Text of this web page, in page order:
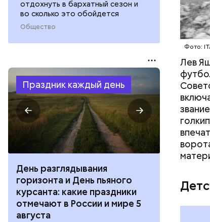
отдохнуть в бархатный сезон и
во сколько это обойдется
Общество
Праздник каждый день
День разглядывания
горизонта и День пьяного
курсанта: какие праздники
отмечают в России и мире 5
августа
День
и мире 4
Фото:
Лев